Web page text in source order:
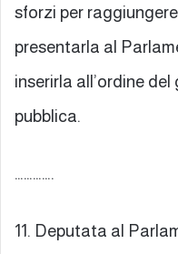
sforzi per
presentarla al
inserirla all’ordine
pubblica.
………….
11. Deputata al